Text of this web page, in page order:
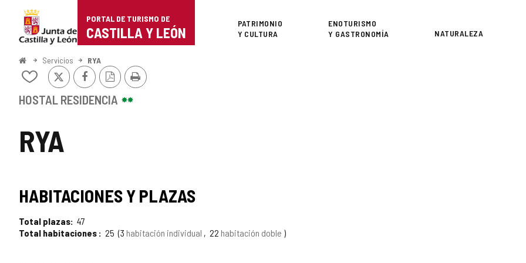
Portal
de
Turismo
Castilla
León
PORTAL DE TURISMO DE
CASTILLA Y LEÓN
Superior
PATRIMONIO
Y CULTURA
ENOTURISMO
Y GASTRONOMÍA
NATURALEZA
InicioServicios RYA
RYA
Añadir/quitar
mis
X FacebookVersión
PDF
Imprimir
HOSTAL RESIDENCIA
HABITACIONES Y PLAZAS
Total plazas 47
Total habitaciones
25 3 habitación individual 22 habitación doble